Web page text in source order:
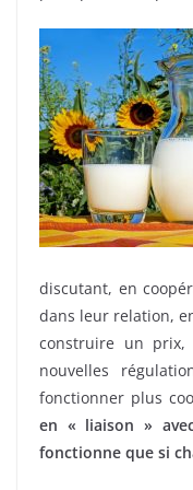
discutant, en
dans leur relation,
construire un prix,
nouvelles
fonctionner plus
en « liaison »
fonctionne que si